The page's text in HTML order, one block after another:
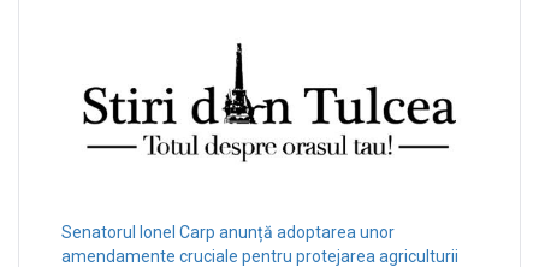
Senatorul Ionel Carp anunță adoptarea unor
amendamente cruciale pentru protejarea agriculturii